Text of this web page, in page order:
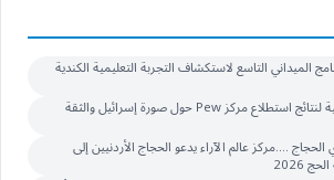
الميداني التاسع لاستكشاف التجربة التعليمية الكندية
عالم الآراء ينشر قراءة عربية لنتائج استطلاع مركز Pew حول صورة إسرائيل والثقة
….مركز عالم الآراء يدعو الحجاج الأردنيين إلى
2026